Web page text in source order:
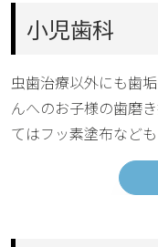
小児歯科
虫歯治療以外にも歯
んへのお子様の歯磨
てはフッ素塗布なども